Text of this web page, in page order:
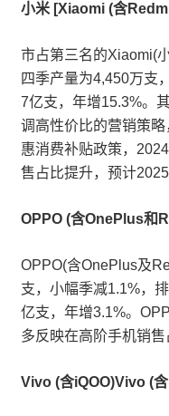
小米 [Xiaomi (含
市占第三名的Xiaomi(
四季产量为4,450万支
7亿支，年增15.3%。
调高性价比的营销策
惠消费补贴政策，
售占比提升，预计2025
OPPO (含OnePlus和
OPPO(含OnePlus及
支，小幅季减1.1%，
亿支，年增3.1%。
多反映在高阶手机销售
Vivo (含iQOO)Vivo (